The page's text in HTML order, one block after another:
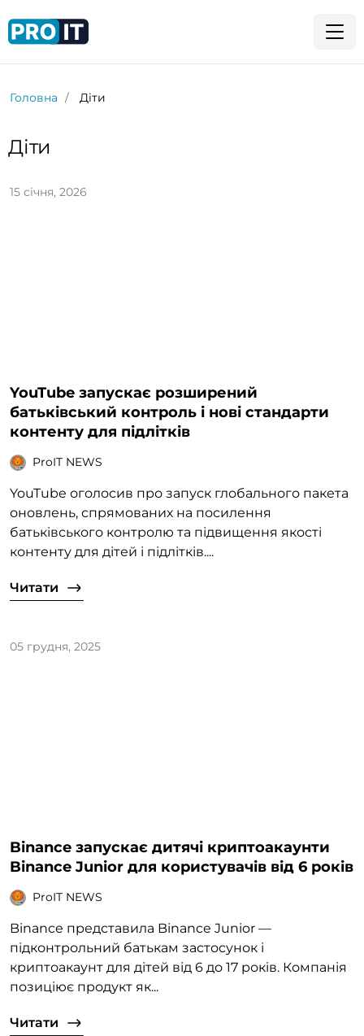
Головна Діти
Діти
15 січня, 2026
YouTube запускає розширений
батьківський контроль і нові стандарти
контенту для підлітків
ProIT NEWS
YouTube оголосив про запуск глобального пакета
оновлень, спрямованих на посилення
батьківського контролю та підвищення якості
контенту для дітей і підлітків....
Читати
05 грудня, 2025
Binance запускає дитячі криптоакаунти
Binance Junior для користувачів від 6 років
ProIT NEWS
Binance представила Binance Junior —
підконтрольний батькам застосунок і
криптоакаунт для дітей від 6 до 17 років. Компанія
позиціює продукт як...
Читати